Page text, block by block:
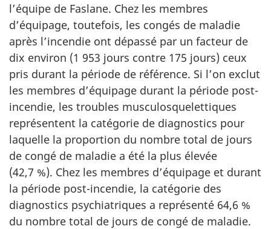
l’équipe de Faslane. Chez les membres
d’équipage, toutefois, les congés de maladie
après l’incendie ont dépassé par un facteur de
dix environ (1 953 jours contre 175 jours) ceux
pris durant la période de référence. Si l’on exclut
les membres d’équipage durant la période post-
incendie, les troubles musculosquelettiques
représentent la catégorie de diagnostics pour
laquelle la proportion du nombre total de jours
de congé de maladie a été la plus élevée
(42,7 %). Chez les membres d’équipage et durant
la période post-incendie, la catégorie des
diagnostics psychiatriques a représenté 64,6 %
du nombre total de jours de congé de maladie.